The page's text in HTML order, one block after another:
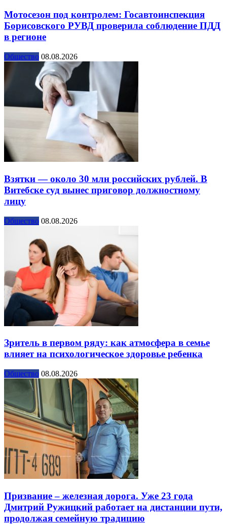
Мотосезон под контролем: Госавтоинспекция
Борисовского РУВД проверила соблюдение ПДД
в регионе
Общество 08.08.2026
Взятки — около 30 млн российских рублей. В
Витебске суд вынес приговор должностному
лицу
Общество 08.08.2026
Зритель в первом ряду: как атмосфера в семье
влияет на психологическое здоровье ребенка
Общество 08.08.2026
Призвание – железная дорога. Уже 23 года
Дмитрий Ружицкий работает на дистанции пути,
продолжая семейную традицию